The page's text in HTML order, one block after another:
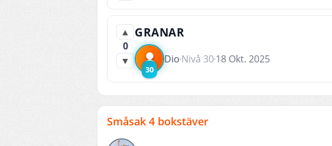
▲
0
▼
GRANAR
30
Dio Nivå 3018 Okt. 2025
Småsak 4 bokstäver